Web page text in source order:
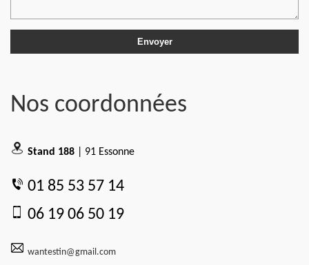
Nos coordonnées
Stand 188 | 91 Essonne
01 85 53 57 14
06 19 06 50 19
wantestin@gmail.com